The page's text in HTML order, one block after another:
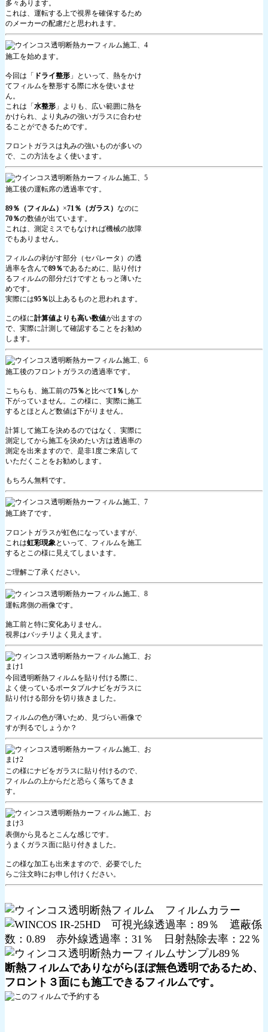
多々あります。
これは、運転する上で視界を確保するため
のメーカーの配慮だと思われます。
施工を始めます。
今回は「 ドライ整形 」といって、熱をかけ
てフィルムを整形する際に水を使いませ
ん。
これは「 水整形 」よりも、広い範囲に熱を
かけられ、より丸みの強いガラスに合わせ
ることができるためです。
フロントガラスは丸みの強いものが多いの
で、この方法をよく使います。
施工後の運転席の透過率です。
89％（フィルム） ×71％（ガラス） なのに
70％の数値が出ています。
これは、測定ミスでもなければ機械の故障
でもありません。
フィルムの剥がす部分（セパレータ）の透
過率を含んで89％であるために、貼り付け
るフィルムの部分だけですともっと薄いた
めです。
実際には95％ 以上あるものと思われます。
この様に計算値よりも高い数値が出ますの
で、実際に計測して確認することをお勧め
します。
施工後のフロントガラスの透過率です。
こちらも、施工前の75％ と比べて1％ しか
下がっていません。この様に、実際に施工
するとほとんど数値は下がりません。
計算して施工を決めるのではなく、実際に
測定してから施工を決めたい方は透過率の
測定を出来ますので、是非1度ご来店して
いただくことをお勧めします。
もちろん無料です。
施工終了です。
フロントガラスが虹色になっていますが、
これは虹彩現象といって、フィルムを施工
するとこの様に見えてしまいます。
ご理解ご了承ください。
運転席側の画像です。
施工前と特に変化ありません。
視界はバッチリよく見えます。
今回透明断熱フィルムを貼り付ける際に、
よく使っているポータブルナビをガラスに
貼り付ける部分を切り抜きました。
フィルムの色が薄いため、見づらい画像で
すが判るでしょうか？
この様にナビをガラスに貼り付けるので、
フィルムの上からだと恐らく落ちてきま
す。
表側から見るとこんな感じです。
うまくガラス面に貼り付きました。
この様な加工も出来ますので、必要でした
らご注文時にお申し付けください。
断熱フィルムでありながらほぼ無色透明であるため、
フロント３面にも施工できるフィルムです。